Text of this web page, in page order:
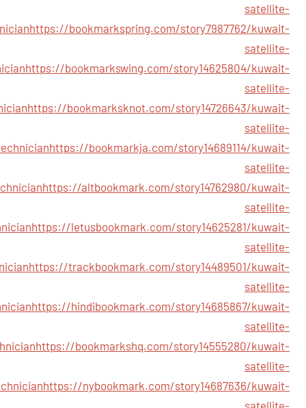
satellite-
https://bookmarkspring.com/story7987762/kuwait-
satellite-
https://bookmarkswing.com/story14625804/kuwait-
satellite-
https://bookmarksknot.com/story14726643/kuwait-
satellite-
https://bookmarkja.com/story14689114/kuwait-
satellite-
https://altbookmark.com/story14762980/kuwait-
satellite-
https://letusbookmark.com/story14625281/kuwait-
satellite-
https://trackbookmark.com/story14489501/kuwait-
satellite-
https://hindibookmark.com/story14685867/kuwait-
satellite-
https://bookmarkshq.com/story14555280/kuwait-
satellite-
https://nybookmark.com/story14687636/kuwait-
satellite-